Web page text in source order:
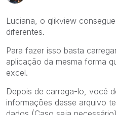
Luciana, o qlikview
diferentes.
Para fazer isso basta
aplicação da mesma forma
excel.
Depois de carrega-lo, você
informações desse arquivo